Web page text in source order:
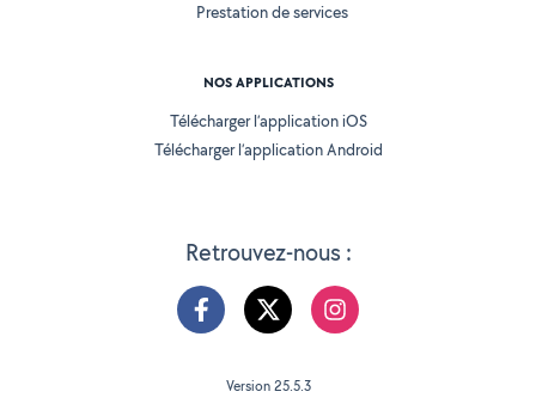
Retrouvez-nous :
Prestation de services
NOS APPLICATIONS
Télécharger l’application iOS
Télécharger l’application Android
Version 25.5.3